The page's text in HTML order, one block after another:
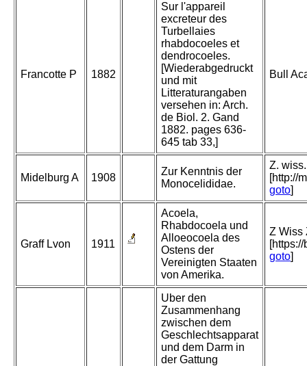
Francotte P 1882
Sur l'appareil
excreteur des
Turbellaies
rhabdocoeles et
dendrocoeles.
[Wiederabgedruckt
und mit
Litteraturangaben
versehen in: Arch.
de Biol. 2. Gand
1882. pages 636-
645 tab 33,]
Bull
Midelburg A 1908
Zur Kenntnis der
Monocelididae.
Z.
[http://
goto]
Graff Lvon 1911
Acoela,
Rhabdocoela und
Alloeocoela des
Ostens der
Vereinigten Staaten
von Amerika.
Z Wiss
goto]
Uber den
Zusammenhang
zwischen dem
Geschlechtsapparat
und dem Darm in
der Gattung